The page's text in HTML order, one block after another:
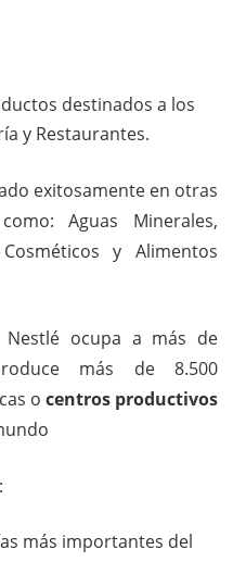
destinados a los
y Restaurantes.
exitosamente en otras
Aguas Minerales,
y Alimentos
ocupa a más de
más de 8.500
o centros productivos
más importantes del